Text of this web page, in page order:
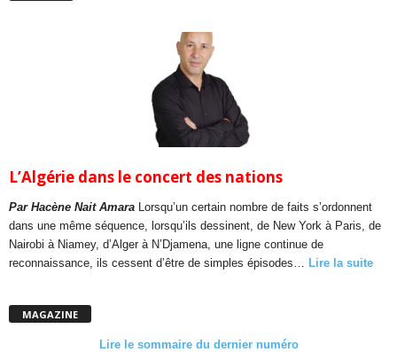
L’Algérie dans le concert des nations
Par Hacène Nait Amara Lorsqu’un certain nombre de faits s’ordonnent
dans une même séquence, lorsqu’ils dessinent, de New York à Paris, de
Nairobi à Niamey, d’Alger à N’Djamena, une ligne continue de
reconnaissance, ils cessent d’être de simples épisodes… Lire la suite
MAGAZINE
Lire le sommaire du dernier numéro